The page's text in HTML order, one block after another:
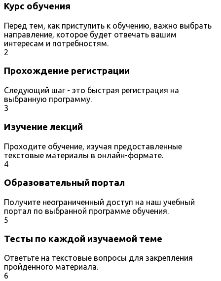
Курс обучения
Перед тем, как приступить к обучению, важно выбрать
направление, которое будет отвечать вашим
интересам и потребностям.
2
Прохождение регистрации
Следующий шаг - это быстрая регистрация на
выбранную программу.
3
Изучение лекций
Проходите обучение, изучая предоставленные
текстовые материалы в онлайн-формате.
4
Образовательный портал
Получите неограниченный доступ на наш учебный
портал по выбранной программе обучения.
5
Тесты по каждой изучаемой теме
Ответьте на текстовые вопросы для закрепления
пройденного материала.
6